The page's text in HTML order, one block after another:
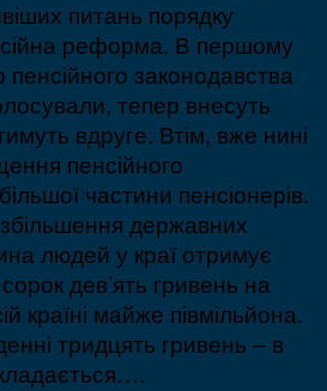
питань порядку
реформа. В першому
пенсійного законодавства
тепер внесуть
вдруге. Втім, вже нині
пенсійного
частини пенсіонерів.
державних
людей у краї отримує
дев’ять гривень на
країні майже півмільйона.
тридцять гривень – в